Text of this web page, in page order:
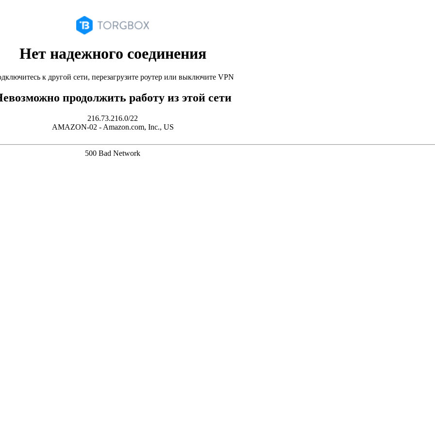
Нет надежного соединения
к другой сети, перезагрузите роутер или выключите VPN
продолжить работу из этой сети
216.73.216.0/22
AMAZON-02 - Amazon.com, Inc., US
500 Bad Network